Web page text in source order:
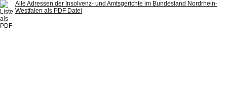
Alle Adressen der Insolvenz- und Amtsgerichte im Bundesland Nordrhein-
Westfalen als PDF Datei